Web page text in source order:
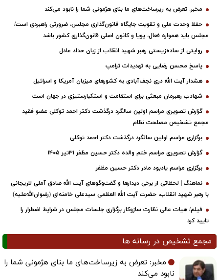
مخبر: تعرض به زیرساخت‌های ما بنای هژمونی شما را نابود می‌کند
حفظ وحدت ملی و تقویت جایگاه قانون‌گذاری مجلس، ضرورتی راهبردی است/
مجلس باید همواره فعال، پویا و کانون اصلی قانون‌گذاری کشور باشد
روایتی از ساده‌زیستی رهبر شهید انقلاب از زبان حداد عادل
پاسخ محسن رضایی به تهدیدات ترامپ
هشدار آیت الله دری نجف‌آبادی به کشورهای میزبان آمریکا و اسرائیل
شهادتِ رهبرمان مبعثی برای استقامت و استکبارستیزیِ در جهان است
گزارش تصویری مراسم اولین سالگرد درگذشت دکتر احمد توکلی عضو فقید
مجمع تشخیص مصلحت نظام
برگزاری مراسم اولین سالگرد درگذشت دکتر احمد توکلی
گزارش تصویری مراسم ختم والده دکتر حسین مظفر ۳۱تیر ۱۴۰۵
برگزاری مراسم یادبود مادر دکتر حسین مظفر
نماهنگ | لحظاتی از برخی دیدارها و گفت‌وگوهای آیت ‌الله صادق آملی لاریجانی
با رهبر شهید انقلاب، حضرت آیت‌ الله العظمی سیدعلی خامنه‌ای (رضوان‌الله‌علیه)
فیلم/ هیات عالی نظارت سازوکار برگزاری جلسات مجلس در شرایط اضطرار را
تایید کرد
مجمع تشخیص در رسانه ها
مخبر: تعرض به زیرساخت‌های ما بنای هژمونی شما را
نابود می‌کند